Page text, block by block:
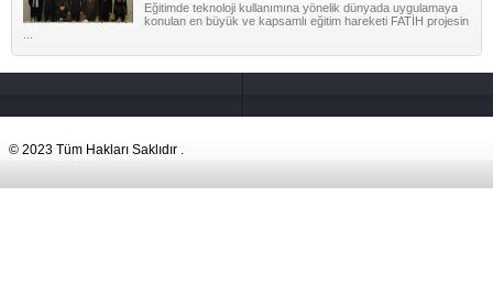
Eğitimde teknoloji kullanımına yönelik dünyada uygulamaya
konulan en büyük ve kapsamlı eğitim hareketi FATİH projesin
© 2023 Tüm Hakları Saklıdır .